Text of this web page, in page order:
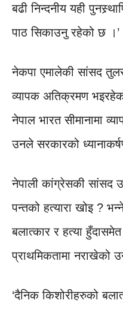
बढी निन्दनीय यही
पाठ सिकाउनु रहेको छ ।’
नेकपा एमालेकी सांसद
व्यापक अतिक्रमण
नेपाल भारत सीमानामा
उनले सरकारको
नेपाली कांग्रेसकी सांसद
पन्तको हत्यारा खोइ ?
बलात्कार र हत्या
प्राथमिकतामा नराखेको
‘दैनिक किशोरीहरुको